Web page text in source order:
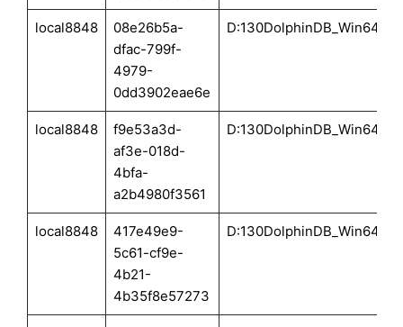
local8848
08e26b5a-
dfac-799f-
4979-
0dd3902eae6e
local8848
f9e53a3d-
af3e-018d-
4bfa-
a2b4980f3561
local8848
417e49e9-
5c61-cf9e-
4b21-
4b35f8e57273